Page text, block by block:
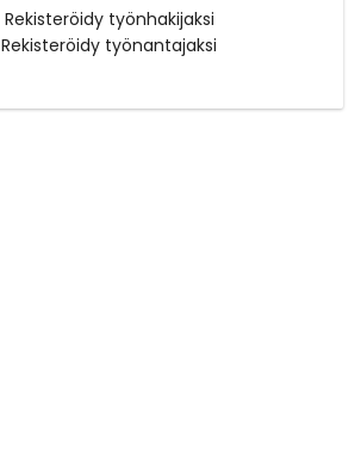
Rekisteröidy työnhakijaksi
Rekisteröidy työnantajaksi